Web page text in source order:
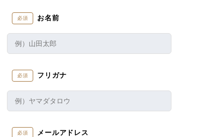
必須 お名前
必須 フリガナ
必須 メールアドレス